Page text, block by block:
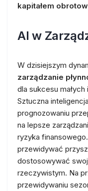
kapitałem
AI w
W dzisiejszym
zarządzanie
dla sukcesu
Sztuczna
prognozowaniu
na lepsze
ryzyka
przewidywać
dostosowywać
rzeczywistym. Na
przewidywaniu